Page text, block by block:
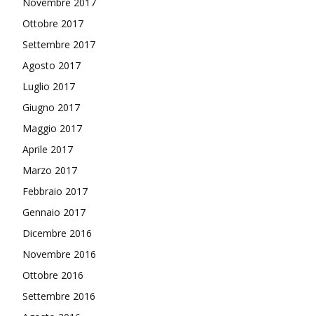
Ottobre 2017
Settembre 2017
Agosto 2017
Luglio 2017
Giugno 2017
Maggio 2017
Aprile 2017
Marzo 2017
Febbraio 2017
Gennaio 2017
Dicembre 2016
Novembre 2016
Ottobre 2016
Settembre 2016